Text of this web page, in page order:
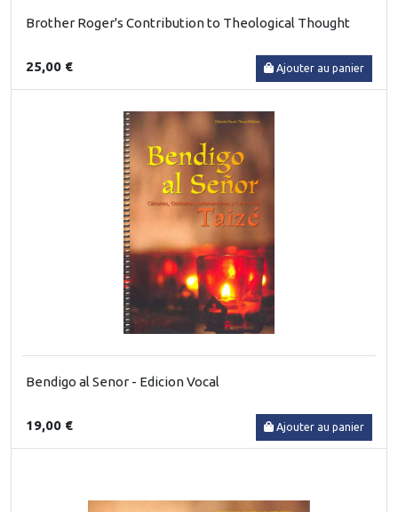
Brother Roger's Contribution to Theological Thought
25,00 € Ajouter au panier
Bendigo al Senor - Edicion Vocal
19,00 € Ajouter au panier